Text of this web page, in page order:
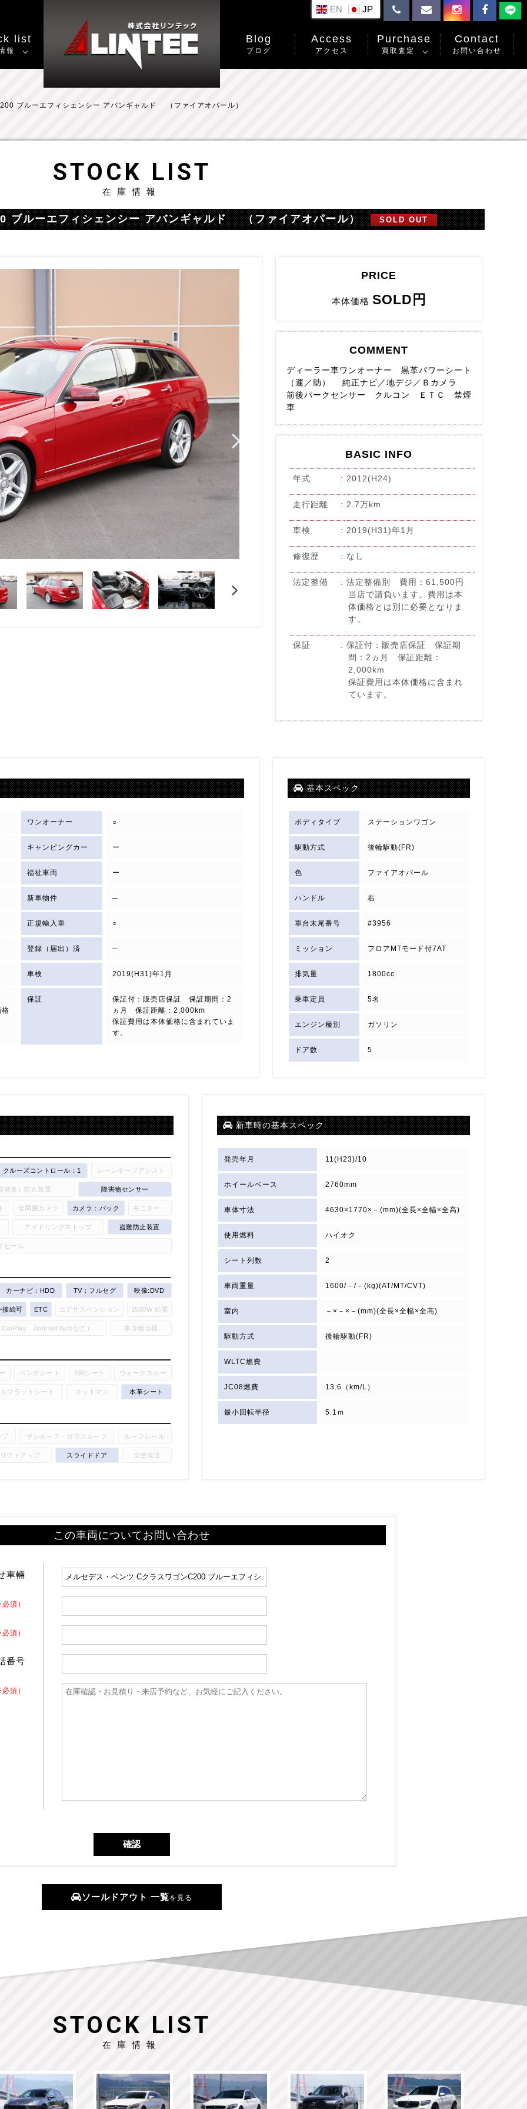
list
報
Blog
ブログ
Access
アクセス
Purchase
買取査定
Contact
お問い合わせ
EN
ブルーエフィシェンシー アバンギャルド （ファイアオパール）
STOCK LIST
在庫情報
ブルーエフィシェンシー アバンギャルド （ファイアオパール） SOLD OUT
PRICE
本体価格 SOLD円
COMMENT
ディーラー車ワンオーナー 黒革パワーシート
（運／助） 純正ナビ／地デジ／Ｂカメラ
前後パークセンサー クルコン ＥＴＣ 禁煙
車
BASIC INFO
年式 2012(H24)
走行距離 2.7万km
車検 2019(H31)年1月
修復歴 なし
法定整備
法定整備別 費用：61,500円
当店で請負います。費用は本
体価格とは別に必要となりま
す。
保証
保証付：販売店保証 保証期
間：2ヵ月 保証距離：
2,000km
保証費用は本体価格に含まれ
ています。
ワンオーナー ○
キャンピングカー ー
福祉車両 ー
新車物件 ─
正規輸入車 ○
登録（届出）済 ─
車検 2019(H31)年1月
保証
保証付：販売店保証 保証期間：2
ヵ月 保証距離：2,000km
保証費用は本体価格に含まれていま
す。
基本スペック
ボディタイプ ステーションワゴン
駆動方式 後輪駆動(FR)
色 ファイアオパール
ハンドル 右
車台末尾番号 #3956
ミッション フロアMTモード付7AT
排気量 1800cc
乗車定員 5名
エンジン種別 ガソリン
ドア数 5
クルーズコントロール：1 レーンキープアシスト
発進）防止装置 障害物センサー
全周囲カメラ カメラ：バック モニター：
アイドリングストップ 盗難防止装置
ビーム
カーナビ：HDD TV：フルセグ 映像:DVD
接続可 ETC エアサスペンション 1500W 給電
、Android Autoなど） 寒冷地仕様
ベンチシート 3列シート ウォークスルー
フラットシート オットマン 本革シート
サンルーフ・ガラスルーフ ルーフレール
リフトアップ スライドドア 全塗装済
新車時の基本スペック
発売年月 11(H23)/10
ホイールベース 2760mm
車体寸法 4630×1770×－(mm)(全長×全幅×全高)
使用燃料 ハイオク
シート列数 2
車両重量 1600/－/－(kg)(AT/MT/CVT)
室内 －×－×－(mm)(全長×全幅×全高)
駆動方式 後輪駆動(FR)
WLTC燃費
JC08燃費 13.6（km/L）
最小回転半径 5.1ｍ
この車両についてお問い合わせ
車輛
須）
須）
番号
須）
ソールドアウト 一覧を見る
STOCK LIST
在庫情報